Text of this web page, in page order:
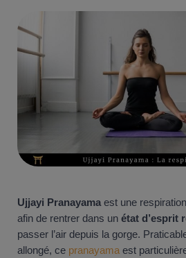
Ujjayi Pranayama est une
afin de rentrer dans un état d’esprit
passer l’air depuis la gorge.
allongé, ce pranayama est